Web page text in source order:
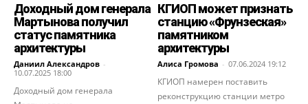
Доходный дом генерала
Мартынова получил
статус памятника
архитектуры
Даниил Александров -
10.07.2025 18:00
Доходный дом генерала
КГИОП может признать
станцию «Фрунзеская»
памятником
архитектуры
Алиса Громова - 07.06.2024 19:12
КГИОП намерен поставить
реконструкцию станции метро